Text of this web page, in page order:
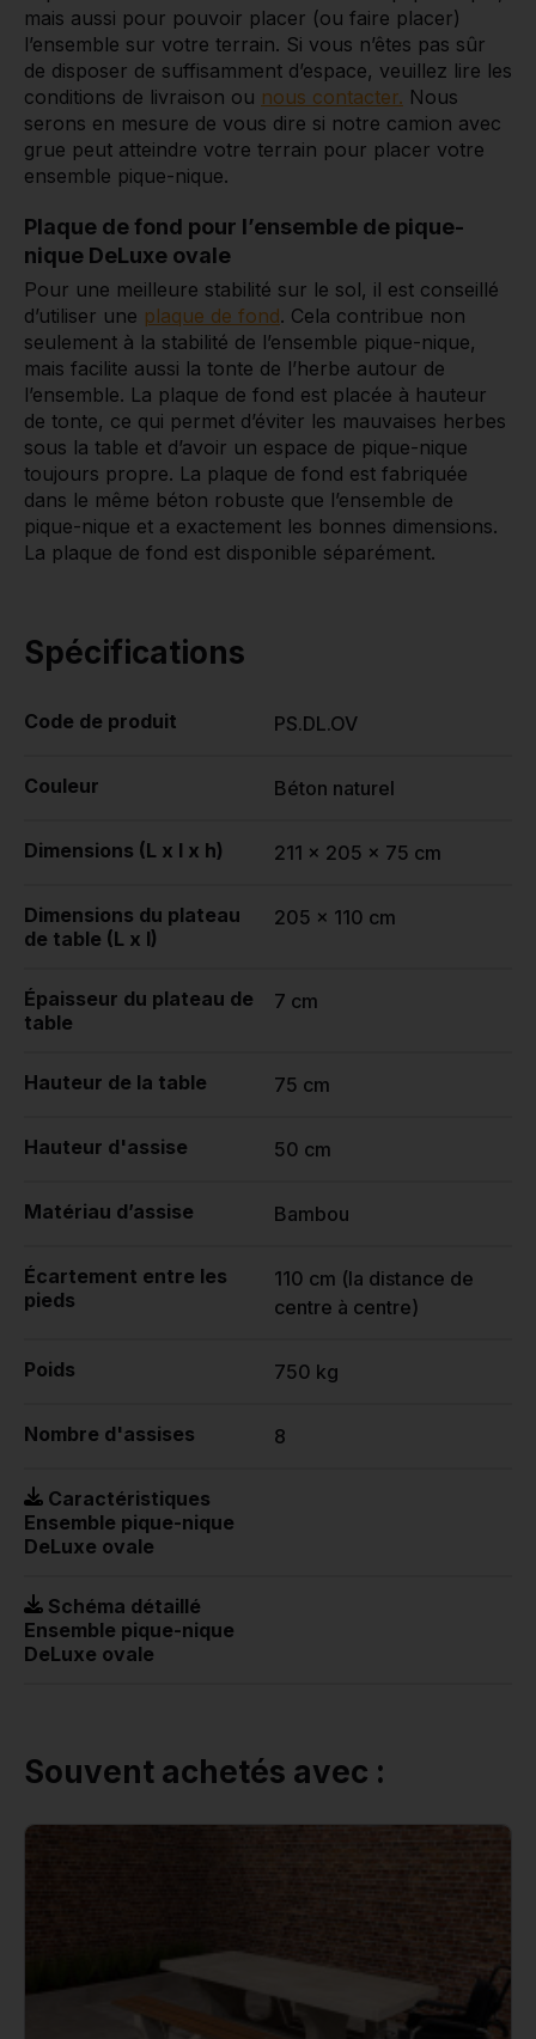
mais aussi pour pouvoir placer (ou faire placer)
l’ensemble sur votre terrain. Si vous n’êtes pas sûr
de disposer de suffisamment d’espace, veuillez lire les
conditions de livraison ou nous contacter. Nous
serons en mesure de vous dire si notre camion avec
grue peut atteindre votre terrain pour placer votre
ensemble pique-nique.
Plaque de fond pour l’ensemble de pique-
nique DeLuxe ovale
Pour une meilleure stabilité sur le sol, il est conseillé
d’utiliser une plaque de fond. Cela contribue non
seulement à la stabilité de l’ensemble pique-nique,
mais facilite aussi la tonte de l’herbe autour de
l’ensemble. La plaque de fond est placée à hauteur
de tonte, ce qui permet d’éviter les mauvaises herbes
sous la table et d’avoir un espace de pique-nique
toujours propre. La plaque de fond est fabriquée
dans le même béton robuste que l’ensemble de
pique-nique et a exactement les bonnes dimensions.
La plaque de fond est disponible séparément.
Spécifications
Code de produit PS.DL.OV
Couleur Béton naturel
Dimensions (L x l x h) 211 x 205 x 75 cm
Dimensions du plateau
de table (L x l)
205 x 110 cm
Épaisseur du plateau de
table
7 cm
Hauteur de la table 75 cm
Hauteur d'assise 50 cm
Matériau d’assise Bambou
Écartement entre les
pieds
110 cm (la distance de
centre à centre)
Poids 750 kg
Nombre d'assises 8
Caractéristiques
Ensemble pique-nique
DeLuxe ovale
Schéma détaillé
Ensemble pique-nique
DeLuxe ovale
Souvent achetés avec :